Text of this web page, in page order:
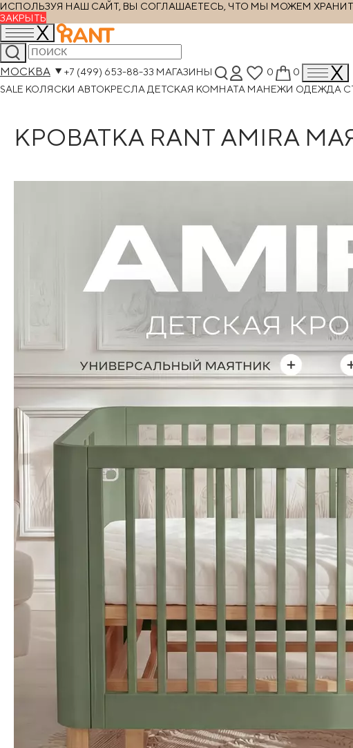
ИСПОЛЬЗУЯ НАШ САЙТ, ВЫ СОГЛАШАЕТЕСЬ, ЧТО МЫ МОЖЕМ ХРАНИТЬ
ЗАКРЫТЬ
МОСКВА +7 (499) 653-88-33 МАГАЗИНЫ 0
0
SALE КОЛЯСКИ АВТОКРЕСЛА ДЕТСКАЯ КОМНАТА МАНЕЖИ ОДЕЖДА
КРОВАТКА RANT AMIRA